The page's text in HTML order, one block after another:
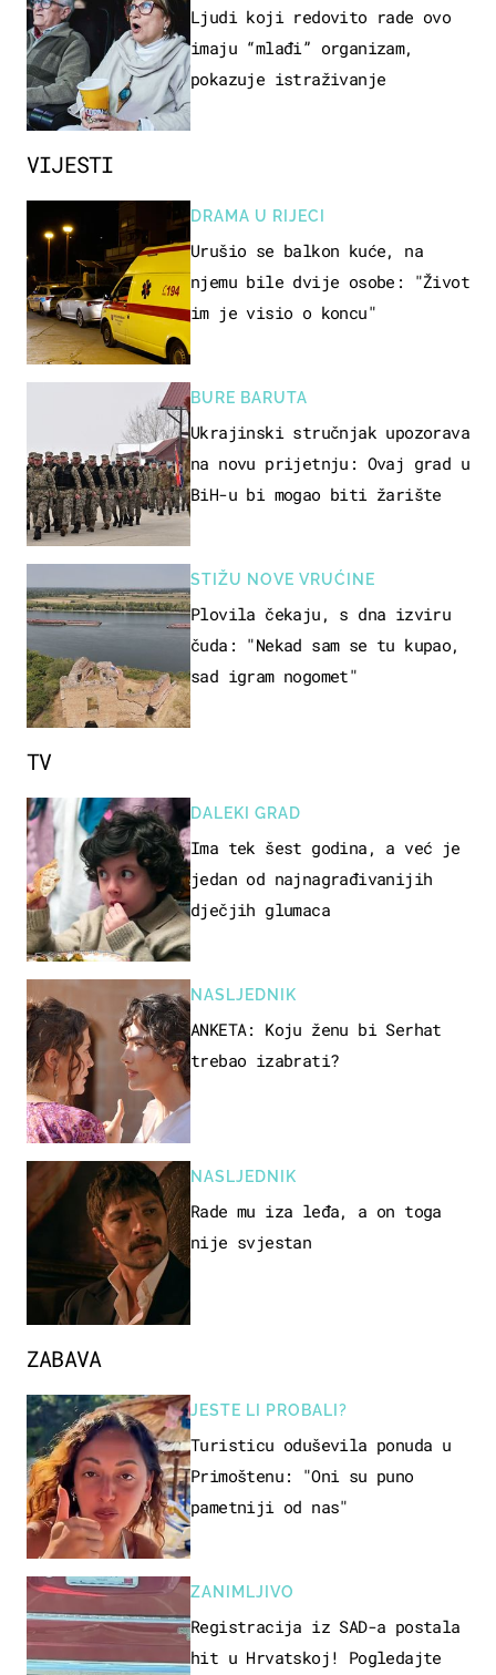
VIJESTI
DRAMA U RIJECI
Urušio se balkon kuće, na
njemu bile dvije osobe: "Život
im je visio o koncu"
BURE BARUTA
Ukrajinski stručnjak upozorava
na novu prijetnju: Ovaj grad u
BiH-u bi mogao biti žarište
STIŽU NOVE VRUĆINE
Plovila čekaju, s dna izviru
čuda: "Nekad sam se tu kupao,
sad igram nogomet"
OSOBA
Ljudi koji redovito rade ovo
imaju “mlađi” organizam,
pokazuje istraživanje
ZABAVA
JESTE LI PROBALI?
Turisticu oduševila ponuda u
Primoštenu: "Oni su puno
pametniji od nas"
ZANIMLJIVO
Registracija iz SAD-a postala
hit u Hrvatskoj! Pogledajte
TV
DALEKI GRAD
Ima tek šest godina, a već je
jedan od najnagrađivanijih
dječjih glumaca
NASLJEDNIK
ANKETA: Koju ženu bi Serhat
trebao izabrati?
NASLJEDNIK
Rade mu iza leđa, a on toga
nije svjestan